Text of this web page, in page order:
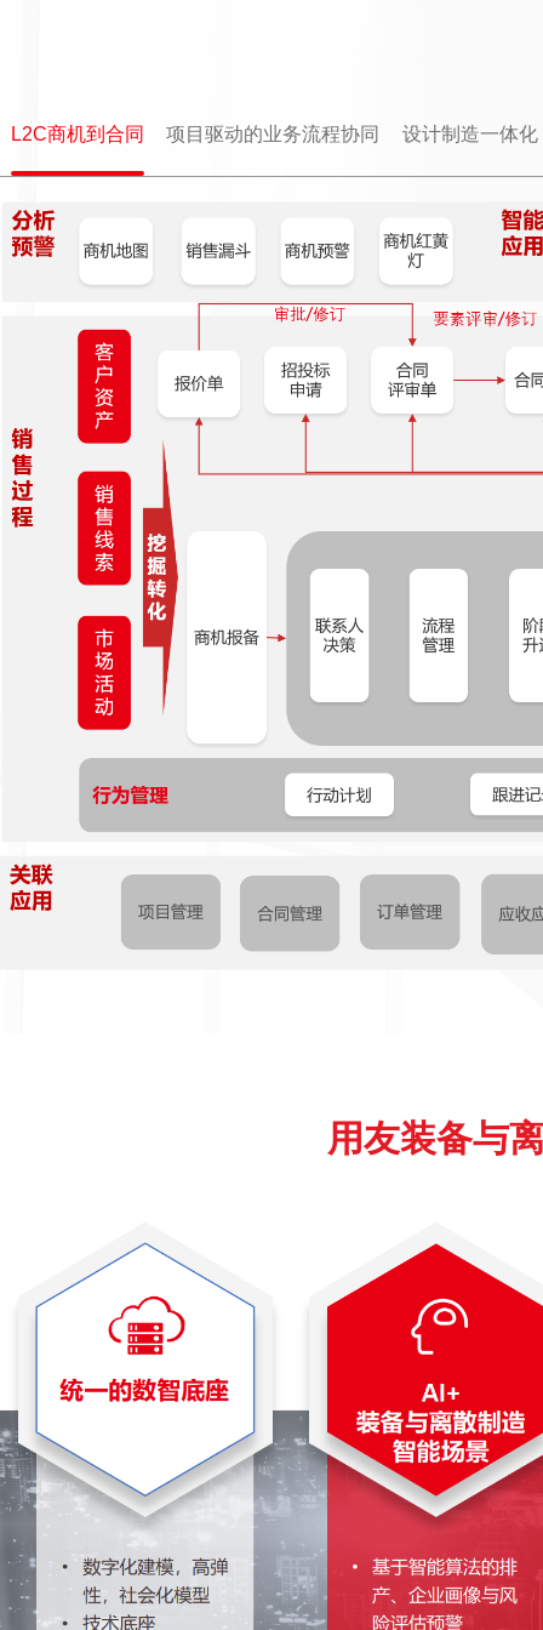
L2C商机到合同 项目驱动的业务流程协同 设计制造一体化
用友装备与